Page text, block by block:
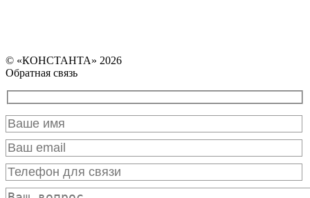
© «КОНСТАНТА» 2026
Обратная связь